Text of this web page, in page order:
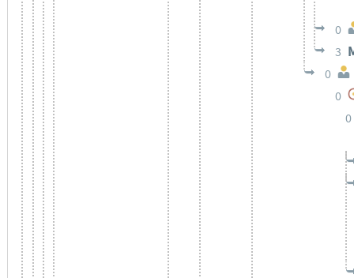
0
3
0
0
0